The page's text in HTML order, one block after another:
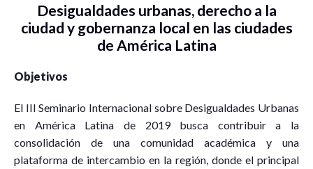
Desigualdades urbanas, derecho a la
ciudad y gobernanza local en las ciudades
de América Latina
Objetivos
El III Seminario Internacional sobre Desigualdades Urbanas
en América Latina de 2019 busca contribuir a la
consolidación de una comunidad académica y una
plataforma de intercambio en la región, donde el principal